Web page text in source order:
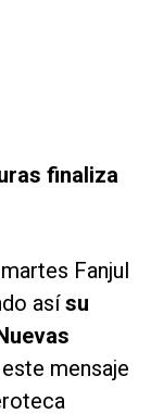
finaliza
Fanjul
asísu
mensaje